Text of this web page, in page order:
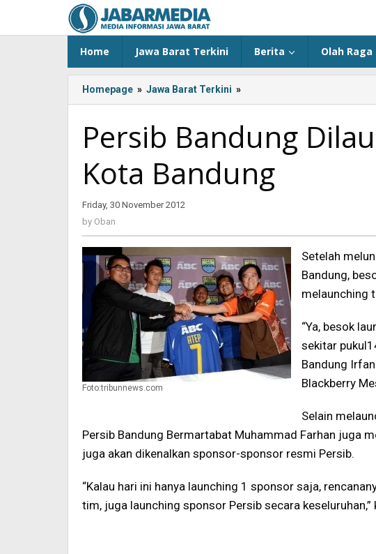
content
Home Jawa Barat Terkini Berita Olah Raga
Homepage » Jawa Barat Terkini »
Bandung
di
Pendopo
Bandung
Persib Bandung
Kota Bandung
Friday, 30 November 2012
by Oban
Foto:tribunnews.com
Setelah
Bandung,
melaunching
“Ya, besok
sekitar
Bandung
Blackberry
Selain
Persib Bandung Bermartabat Muhammad Farhan juga
juga akan dikenalkan sponsor-sponsor resmi Persib.
“Kalau hari ini hanya launching 1 sponsor saja,
tim, juga launching sponsor Persib secara keseluruhan,”